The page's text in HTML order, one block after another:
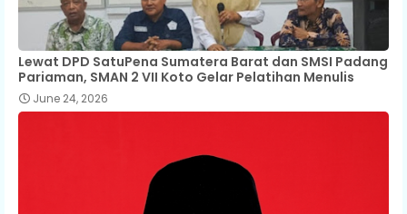
Lewat DPD SatuPena Sumatera Barat dan SMSI Padang
Pariaman, SMAN 2 VII Koto Gelar Pelatihan Menulis
June 24, 2026